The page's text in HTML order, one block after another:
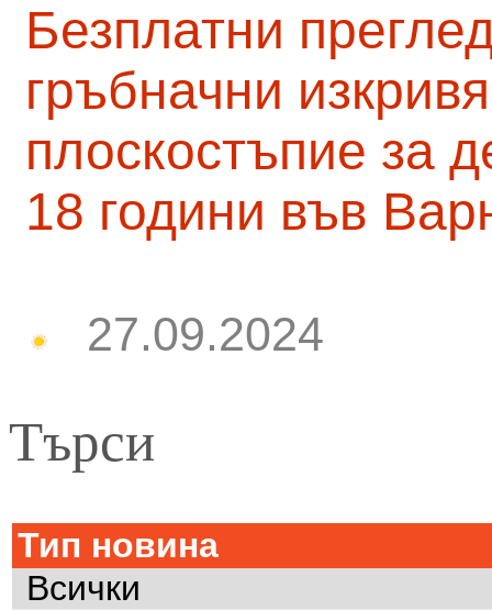
Безплатни
гръбначни
плоскостъпие за
18 години във
27.09.2024
Търси
Тип новина
Всички